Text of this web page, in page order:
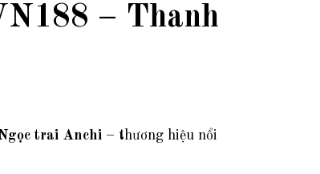
– Thanh
trai Anchi – thương hiệu nổi